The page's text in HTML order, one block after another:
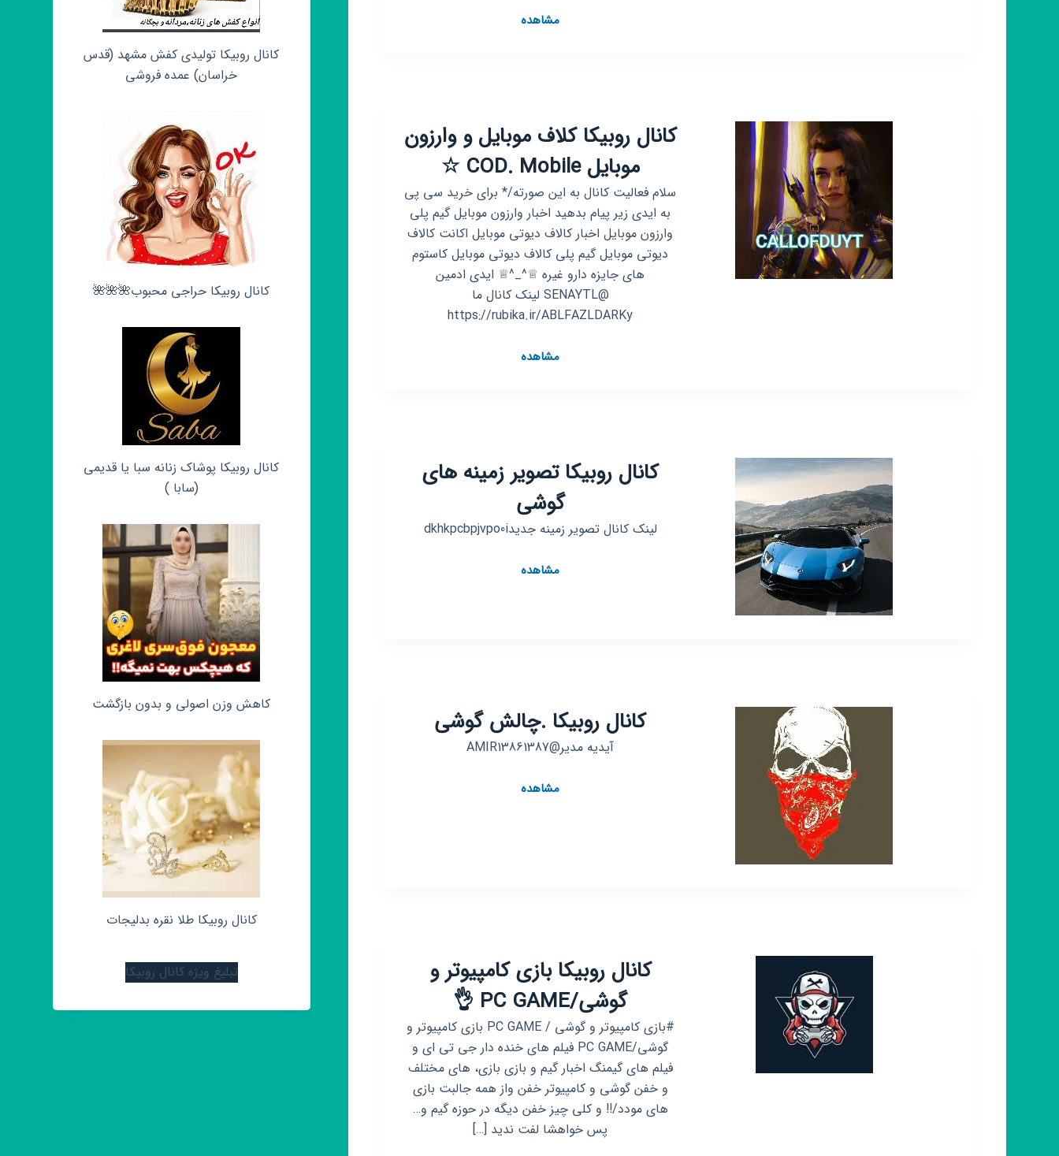
مشاهدهکانال
کانال روبیکا کلاف موبایل و وارزون
موبایل COD. Mobile ☆
سلام فعالیت کانال به این صورته/* برای خرید سی پی
به ایدی زیر پیام بدهید اخبار وارزون موبایل گیم پلی
وارزون موبایل اخبار کالاف دیوتی موبایل اکانت کالاف
دیوتی موبایل گیم پلی کالاف دیوتی موبایل کاستوم
های جایزه دارو غیره ♕^_^♕ ایدی ادمین
@SENAYTL لینک کانال ما
https://rubika.ir/ABLFAZLDARKy
مشاهدهکانال
موبایل
COD.
Mobile
☆
کانال روبیکا تصویر زمینه های
گوشی
لینک کانال تصویر زمینه جدیدdkhkpcbpjvpo0i
مشاهدهکانال
کانال روبیکا .چالش گوشی
آیدیه مدیر@AMIR13861387
مشاهدهکانال
کانال روبیکا بازی کامپیوتر و
گوشی/PC GAME 👌
#بازی کامپیوتر و گوشی / PC GAME بازی کامپیوتر و
گوشی/PC GAME فیلم های خنده دار جی تی ای و
فیلم های گیمنگ اخبار گیم و بازی بازی، های مختلف
و خفن گوشی و کامپیوتر خفن واز همه جالبت بازی
های مودد/!! و کلی چیز خفن دیگه در حوزه گیم و…
پس خواهشا لفت ندید […]
کانال روبیکا تولیدی کفش مشهد (قدس
خراسان) عمده فروشی
کانال روبیکا حراجی محبوب🌺🌺🌺
کانال روبیکا پوشاک زنانه سبا یا قدیمی
(سابا )
کاهش وزن اصولی و بدون بازگشت
کانال روبیکا طلا نقره بدلیجات
تبلیغ ویژه کانال روبیکا